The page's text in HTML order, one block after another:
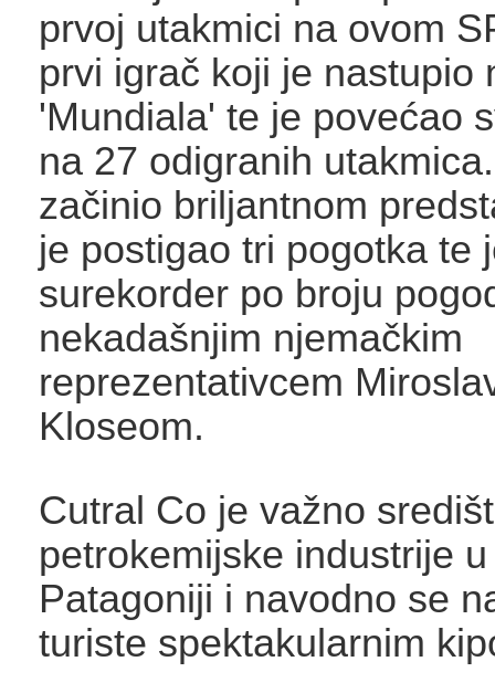
prvoj utakmici na ovom
prvi igrač koji je nastupio
'Mundiala' te je povećao
na 27 odigranih
začinio briljantnom
je postigao tri pogotka te
surekorder po broju
nekadašnjim njemačkim
reprezentativcem
Kloseom.
Cutral Co je važno
petrokemijske industrije
Patagoniji i navodno se
turiste spektakularnim